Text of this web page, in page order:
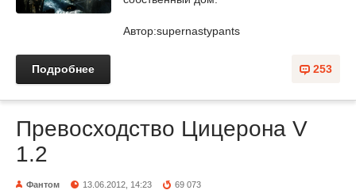
Автор:supernastypants
253
Подробнее
Превосходство Цицерона V
1.2
Фантом 13.06.2012, 14:23 69 073